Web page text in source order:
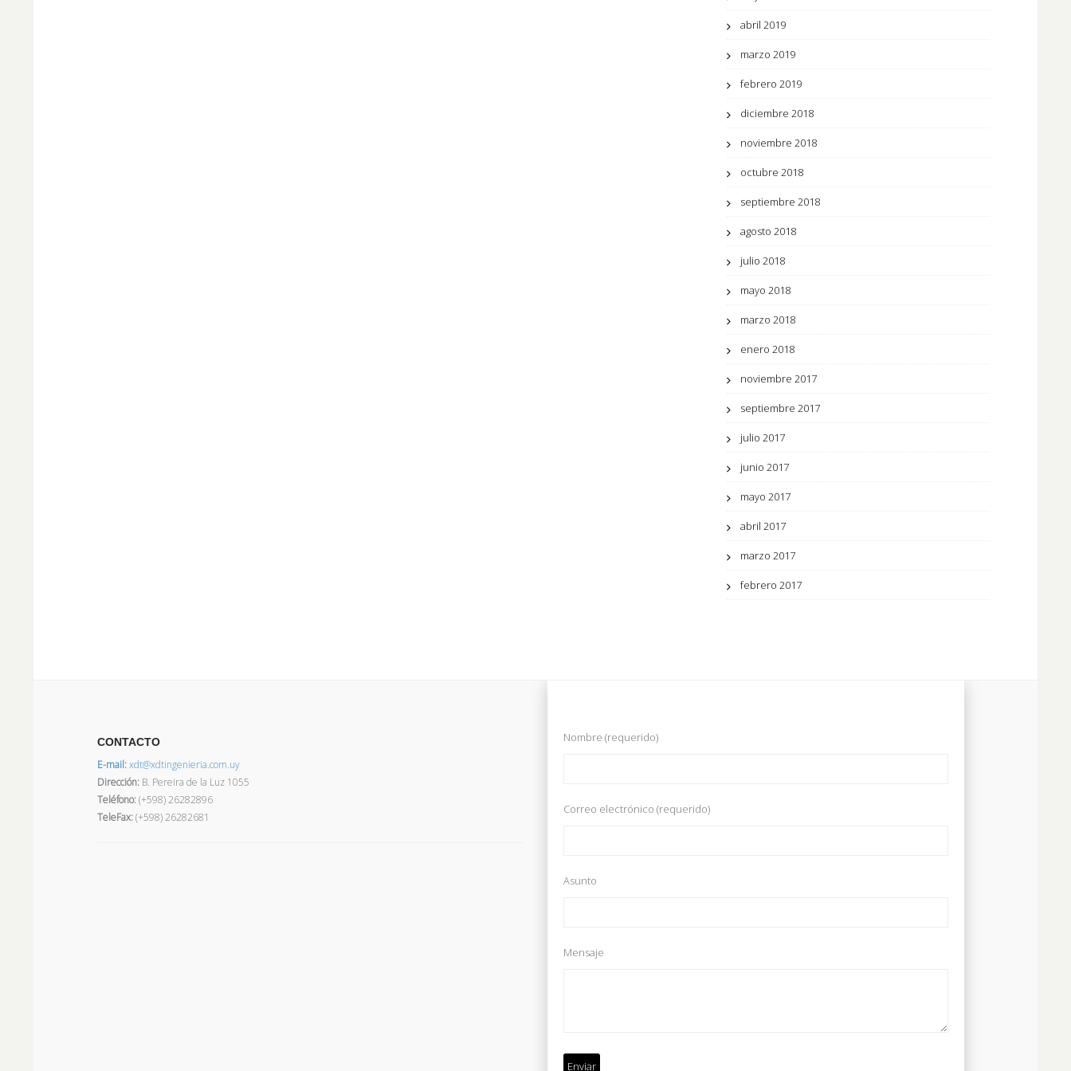
abril 2019
marzo 2019
febrero 2019
diciembre 2018
noviembre 2018
octubre 2018
septiembre 2018
agosto 2018
julio 2018
mayo 2018
marzo 2018
enero 2018
noviembre 2017
septiembre 2017
julio 2017
junio 2017
mayo 2017
abril 2017
marzo 2017
febrero 2017
CONTACTO
E-mail:xdt@xdtingenieria.com.uy
Dirección: B. Pereira de la Luz 1055
Teléfono:(+598) 26282896
TeleFax:(+598) 26282681
Nombre (requerido)
Correo electrónico (requerido)
Asunto
Mensaje